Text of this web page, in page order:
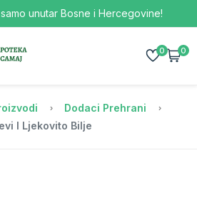
unutar Bosne i Hercegovine!
0 0
Dodaci Prehrani
I Ljekovito Bilje